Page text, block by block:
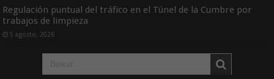
Regulación puntual del tráfico en el Túnel de la Cumbre por
trabajos de limpieza
5 agosto, 2026